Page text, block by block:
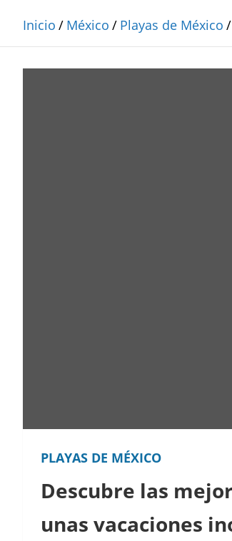
Inicio México Playas de México
PLAYAS DE MÉXICO
Descubre las
unas vacaciones